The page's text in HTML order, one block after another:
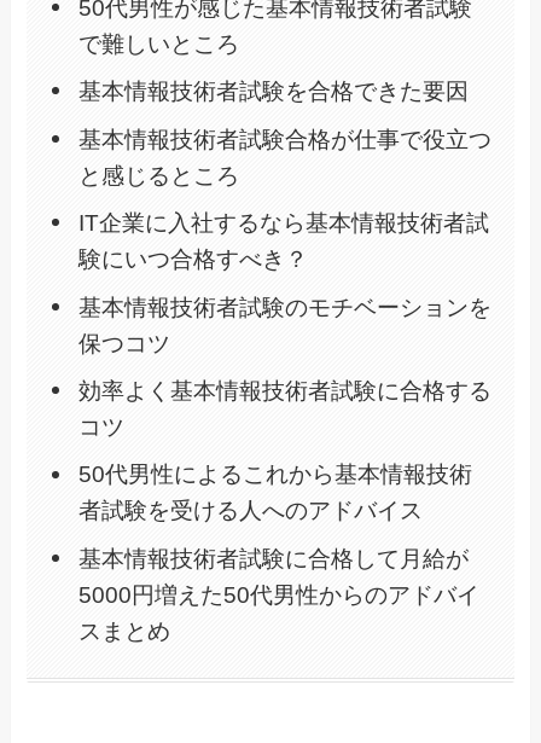
50代男性が感じた基本情報技術者試験
で難しいところ
基本情報技術者試験を合格できた要因
基本情報技術者試験合格が仕事で役立つ
と感じるところ
IT企業に入社するなら基本情報技術者試
験にいつ合格すべき？
基本情報技術者試験のモチベーションを
保つコツ
効率よく基本情報技術者試験に合格する
コツ
50代男性によるこれから基本情報技術
者試験を受ける人へのアドバイス
基本情報技術者試験に合格して月給が
5000円増えた50代男性からのアドバイ
スまとめ